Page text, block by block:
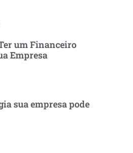
um Financeiro
Empresa
sua empresa pode